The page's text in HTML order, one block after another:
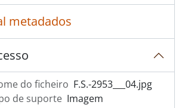
metadados
do ficheiro F.S.-2953___04.jpg
de suporte Imagem